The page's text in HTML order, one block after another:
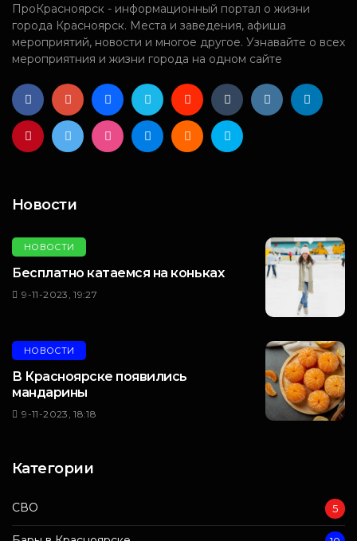
ПроКрасноярск - информационный портал о жизни
города Красноярск. Места и заведения, афиша
мероприятий, новости и многое другое. Узнавайте о всех
мероприятния и жизни города на одном сайте
Новости
НОВОСТИ
Бесплатно катаемся на коньках
9-11-2023, 19:27
НОВОСТИ
В Красноярске появились
мандарины
9-11-2023, 18:18
Категории
СВО 5